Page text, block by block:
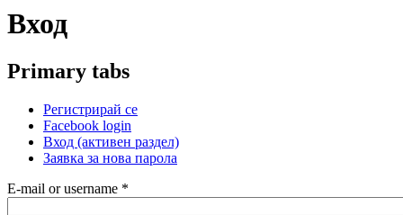
Вход
Primary tabs
Регистрирай се
Facebook login
Вход (активен раздел)
Заявка за нова парола
E-mail or username *